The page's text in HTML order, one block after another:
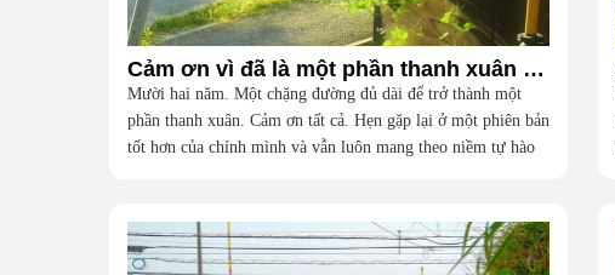
Cảm ơn vì đã là một phần thanh xuân của tôi
Mười hai năm. Một chặng đường đủ dài để trở thành một
phần thanh xuân. Cảm ơn tất cả. Hẹn gặp lại ở một phiên bản
tốt hơn của chính mình và vẫn luôn mang theo niềm tự hào